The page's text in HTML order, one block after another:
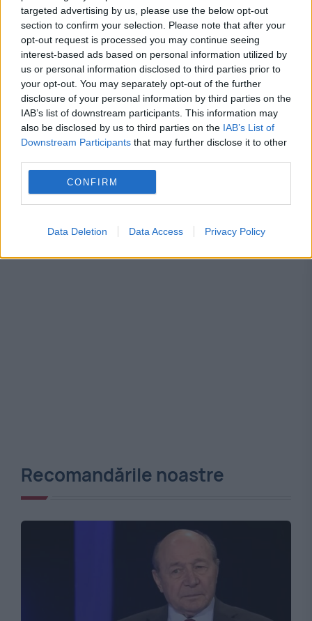
targeted advertising by us, please use the below opt-out
section to confirm your selection. Please note that after your
opt-out request is processed you may continue seeing
interest-based ads based on personal information utilized by
us or personal information disclosed to third parties prior to
your opt-out. You may separately opt-out of the further
disclosure of your personal information by third parties on the
IAB’s list of downstream participants. This information may
also be disclosed by us to third parties on the IAB’s List of
Downstream Participants that may further disclose it to other
CONFIRM
Data Deletion Data Access Privacy Policy
Concediu 2026. Dreptul pe care mulți
salariați nu îl cunosc. Când se pot pierde
zilele de concediu și când nu
dan andronic dan mihalache felix tataru
Klaus Iohannis PDL
traian băsescu
Recomandările noastre